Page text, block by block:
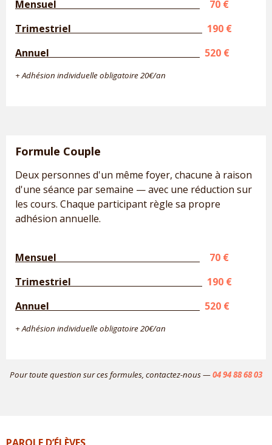
Mensuel
70 €
Trimestriel
190 €
Annuel
520 €
+ Adhésion individuelle obligatoire 20€/an
Formule Couple
Deux personnes d'un même foyer, chacune à raison
d'une séance par semaine — avec une réduction sur
les cours. Chaque participant règle sa propre
adhésion annuelle.
Mensuel
70 €
Trimestriel
190 €
Annuel
520 €
+ Adhésion individuelle obligatoire 20€/an
Pour toute question sur ces formules, contactez-nous —04 94 88 68 03